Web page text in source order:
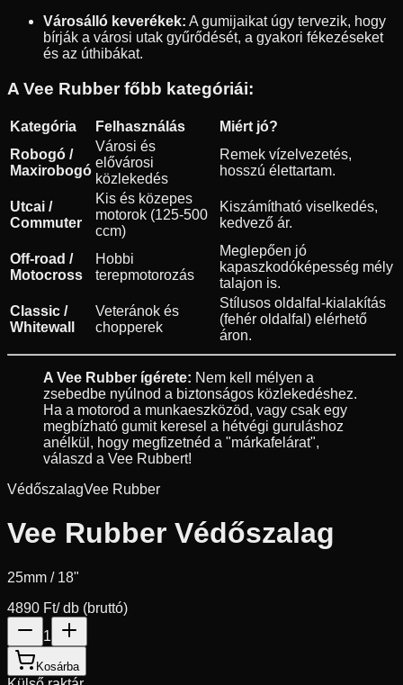
Városálló keverékek: A gumijaikat úgy tervezik, hogy
bírják a városi utak gyűrődését, a gyakori fékezéseket
és az úthibákat.
A Vee Rubber főbb kategóriái:
Kategória Felhasználás
Miért jó?
Robogó /
Maxirobogó
Városi és
elővárosi
közlekedés
Remek vízelvezetés,
hosszú élettartam.
Utcai /
Commuter
Kis és közepes
motorok (125-500
ccm)
Kiszámítható viselkedés,
kedvező ár.
Off-road /
Motocross
Hobbi
terepmotorozás
Meglepően jó
kapaszkodóképesség mély
talajon is.
Classic /
Whitewall
Veteránok és
chopperek
Stílusos oldalfal-kialakítás
(fehér oldalfal) elérhető
áron.
A Vee Rubber ígérete: Nem kell mélyen a
zsebedbe nyúlnod a biztonságos közlekedéshez.
Ha a motorod a munkaeszközöd, vagy csak egy
megbízható gumit keresel a hétvégi guruláshoz
anélkül, hogy megfizetnéd a "márkafelárat",
válaszd a Vee Rubbert!
VédőszalagVee Rubber
Vee Rubber Védőszalag
25mm / 18"
4890 Ft/ db (bruttó)
1
Kosárba